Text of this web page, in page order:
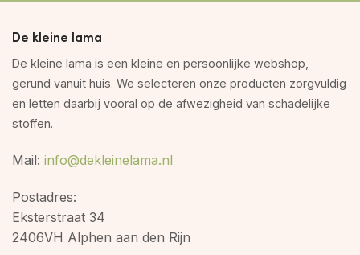
De kleine lama
De kleine lama is een kleine en persoonlijke webshop,
gerund vanuit huis. We selecteren onze producten zorgvuldig
en letten daarbij vooral op de afwezigheid van schadelijke
stoffen.
Mail: info@dekleinelama.nl
Postadres:
Eksterstraat 34
2406VH Alphen aan den Rijn